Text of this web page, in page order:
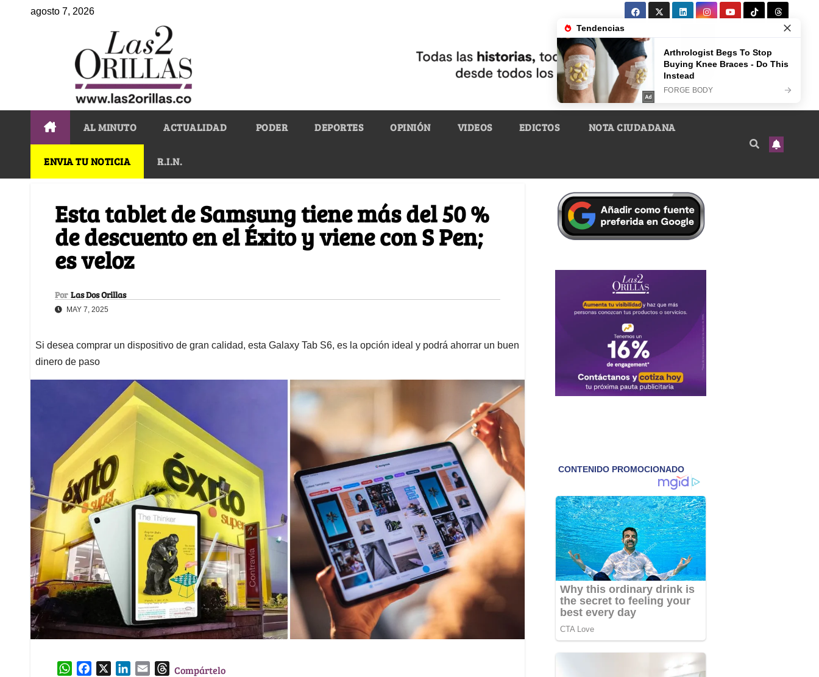
agosto 7, 2026
AL MINUTO ACTUALIDAD PODER DEPORTES OPINIÓN VIDEOS EDICTOS NOTA CIUDADANA
ENVIA TU NOTICIA R.I.N.
Esta tablet de Samsung tiene más del 50 %
de descuento en el Éxito y viene con S Pen;
es veloz
Por Las Dos Orillas
MAY 7, 2025
Si desea comprar un dispositivo de gran calidad, esta Galaxy Tab S6, es la opción ideal y podrá ahorrar un buen
dinero de paso
W
TCompártelo